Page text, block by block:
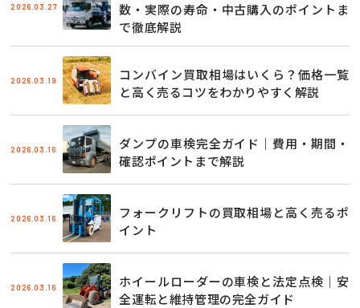
2026.03.27
数・実際の寿命・中古購入のポイントま
で徹底解説
2026.03.19
コンバイン買取相場はいくら？価格一覧
と高く売るコツをわかりやすく解説
2026.03.16
ダンプの車検完全ガイド｜費用・期間・
確認ポイントまで解説
2026.03.16
フォークリフトの買取相場と高く売るポ
イント
2026.03.16
ホイールローダーの車検と法定点検｜安
全運転と維持管理の完全ガイド